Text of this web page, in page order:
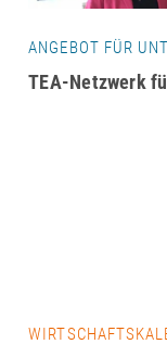
ANGEBOT FÜR
TEA-Netzwerk